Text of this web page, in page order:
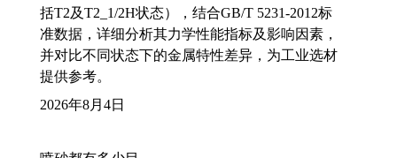
括T2及T2_1/2H状态），结合GB/T 5231-2012标
准数据，详细分析其力学性能指标及影响因素，
并对比不同状态下的金属特性差异，为工业选材
提供参考。
2026年8月4日